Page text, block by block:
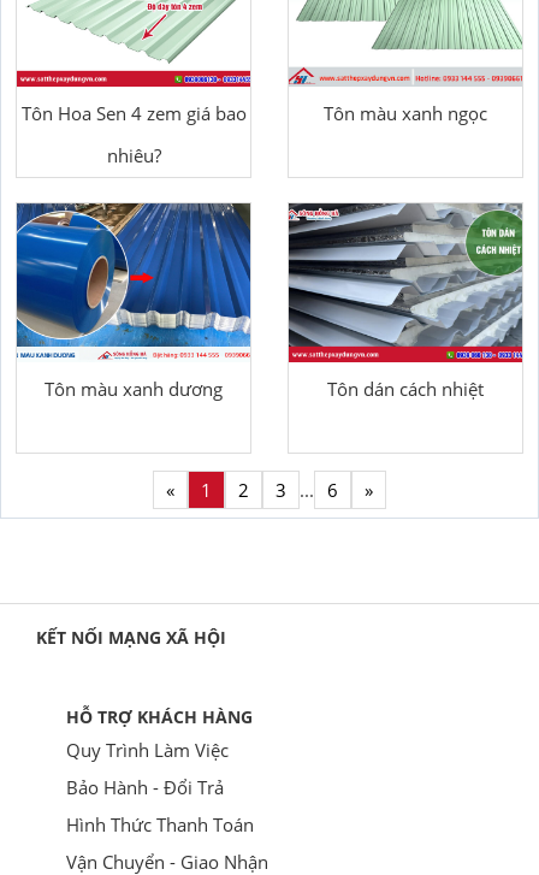
Tôn Hoa Sen 4 zem giá bao
nhiêu?
Tôn màu xanh ngọc
Tôn màu xanh dương Tôn dán cách nhiệt
« 1 2 3 ... 6 »
KẾT NỐI MẠNG XÃ HỘI
HỖ TRỢ KHÁCH HÀNG
Quy Trình Làm Việc
Bảo Hành - Đổi Trả
Hình Thức Thanh Toán
Vận Chuyển - Giao Nhận